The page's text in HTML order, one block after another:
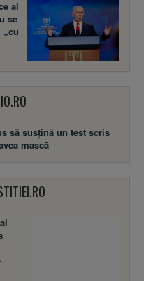
al
se
„cu
să susţină un test scris
mască